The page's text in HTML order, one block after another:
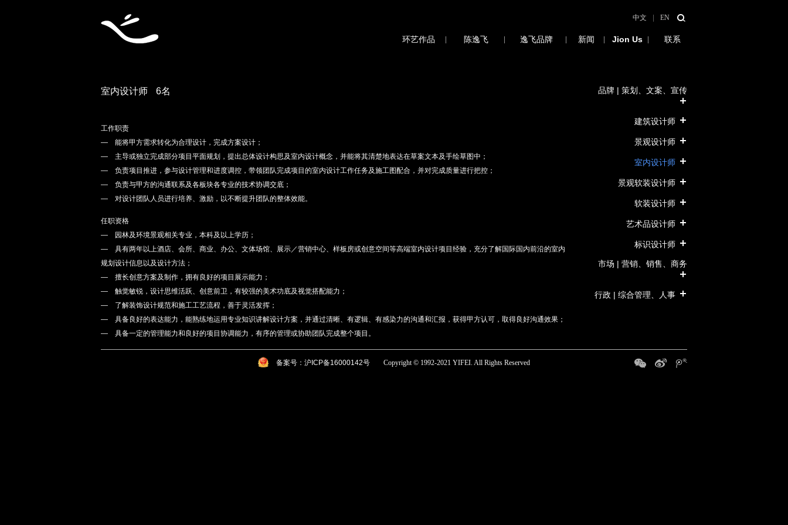
中文 EN
环艺作品 | 陈逸飞 | 逸飞品牌 | 新闻 | 招募
Jion Us | 联系
室内设计师 6名
工作职责
— 能将甲方需求转化为合理设计，完成方案设计；
— 主导或独立完成部分项目平面规划，提出总体设计构思及室内设计概念，并能将其清楚地表达在草案文本及手绘草图中；
— 负责项目推进，参与设计管理和进度调控，带领团队完成项目的室内设计工作任务及施工图配合，并对完成质量进行把控；
— 负责与甲方的沟通联系及各板块各专业的技术协调交底；
— 对设计团队人员进行培养、激励，以不断提升团队的整体效能。
任职资格
— 园林及环境景观相关专业，本科及以上学历；
— 具有两年以上酒店、会所、商业、办公、文体场馆、展示／营销中心、样板房或创意空间等高端室内设计项目经验，充分了解国际国内前沿的室内
规划设计信息以及设计方法；
— 擅长创意方案及制作，拥有良好的项目展示能力；
— 触觉敏锐，设计思维活跃、创意前卫，有较强的美术功底及视觉搭配能力；
— 了解装饰设计规范和施工工艺流程，善于灵活发挥；
— 具备良好的表达能力，能熟练地运用专业知识讲解设计方案，并通过清晰、有逻辑、有感染力的沟通和汇报，获得甲方认可，取得良好沟通效果；
— 具备一定的管理能力和良好的项目协调能力，有序的管理或协助团队完成整个项目。
品牌 | 策划、文案、宣传
建筑设计师
景观设计师
室内设计师
景观软装设计师
软装设计师
艺术品设计师
标识设计师
市场 | 营销、销售、商务
行政 | 综合管理、人事
备案号：沪ICP备16000142号 Copyright © 1992-2021 YIFEI. All Rights Reserved